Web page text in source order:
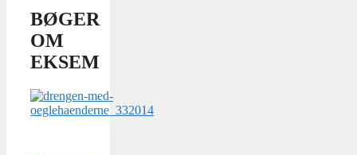
BØGER
OM
EKSEM